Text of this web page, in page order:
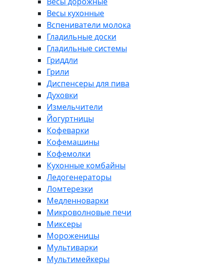
Весы кухонные
Вспениватели молока
Гладильные доски
Гладильные системы
Гриддли
Грили
Диспенсеры для пива
Духовки
Измельчители
Йогуртницы
Кофеварки
Кофемашины
Кофемолки
Кухонные комбайны
Ледогенераторы
Ломтерезки
Медленноварки
Микроволновые печи
Миксеры
Мороженицы
Мультиварки
Мультимейкеры